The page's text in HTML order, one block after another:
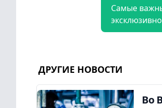
Самые
эксклюзивно
ДРУГИЕ НОВОСТИ
Во